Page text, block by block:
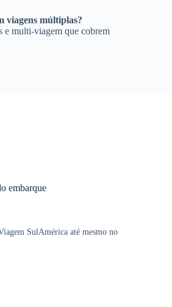
viagens múltiplas?
e multi-viagem que cobrem
embarque
SulAmérica até mesmo no